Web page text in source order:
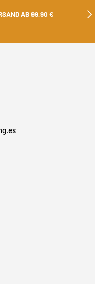
AB 99,90 €